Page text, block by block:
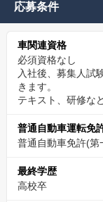
応募条件
車関連資格
必須資格なし
入社後、募集人試
きます。
テキスト、研修な
普通自動車運転免
普通自動車免許(第
最終学歴
高校卒